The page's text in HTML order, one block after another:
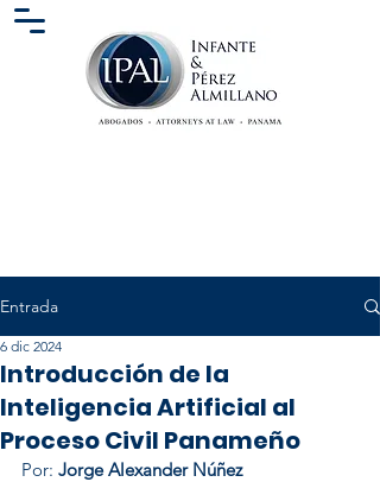
Entrada
Introducción de la
Inteligencia Artificial al
Proceso Civil Panameño
6 dic 2024
Por: Jorge Alexander Núñez